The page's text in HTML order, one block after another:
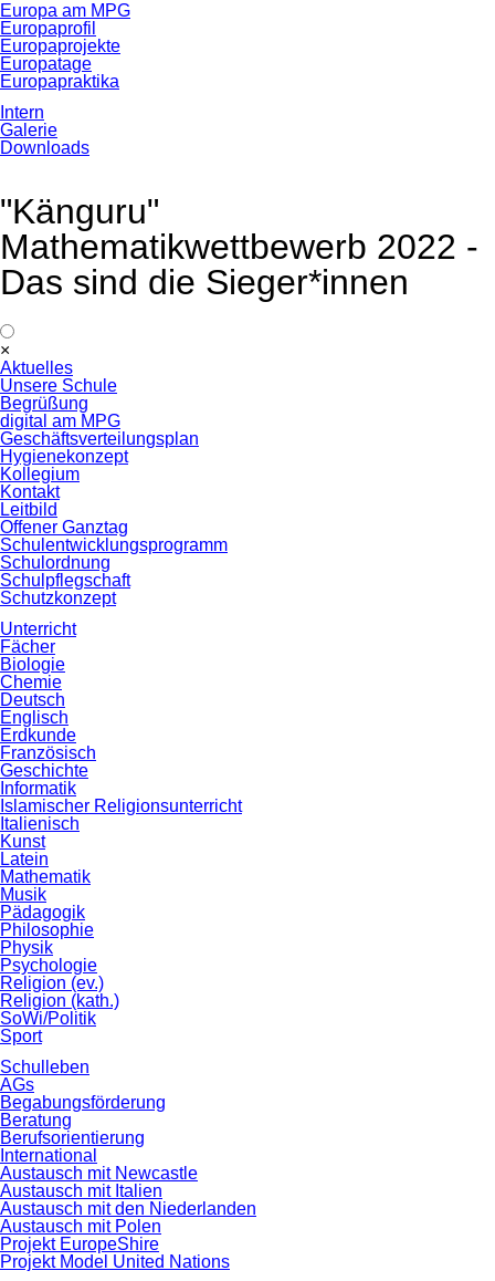
Europa am MPG
Europaprofil
Europaprojekte
Europatage
Europapraktika
Intern
Galerie
Downloads
"Känguru"
Mathematikwettbewerb 2022 -
Das sind die Sieger*innen
×
überspringen
Aktuelles
Unsere Schule
Begrüßung
digital am MPG
Geschäftsverteilungsplan
Hygienekonzept
Kollegium
Kontakt
Leitbild
Offener Ganztag
Schulentwicklungsprogramm
Schulordnung
Schulpflegschaft
Schutzkonzept
Unterricht
Fächer
Biologie
Chemie
Deutsch
Englisch
Erdkunde
Französisch
Geschichte
Informatik
Islamischer Religionsunterricht
Italienisch
Kunst
Latein
Mathematik
Musik
Pädagogik
Philosophie
Physik
Psychologie
Religion (ev.)
Religion (kath.)
SoWi/Politik
Sport
Schulleben
AGs
Begabungsförderung
Beratung
Berufsorientierung
International
Austausch mit Newcastle
Austausch mit Italien
Austausch mit den Niederlanden
Austausch mit Polen
Projekt EuropeShire
Projekt Model United Nations